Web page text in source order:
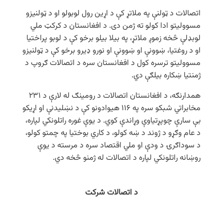
اتصالات د ټولنې په ملاتړ کې د اړین رول لوبولو او د ټولنیزو
مسوولیتو ادا کولو ته ژمن دی. د افغانستان د کرکټ ملي
لوبډلې څخه زموږ ملاتړ، په بیلا بیلو برخو کې د لوبو پراختیا
او د روغتیا، ښوونې او ښوونې او نورو ډیرو برخو کې د ټولنیزو
مسوولیتو ترسره کول د افغانستان سره د اتصالات ګروپ د
ژمنتیا ښکاره بیلګې دي.
همدارنګه، د افغانستان اتصالات د رومینګ له لارې د ۲۳۱
مخابراتي شبکو سره په ۱۱۶ هیوادونو کې د نښلیدنې او اړیکو
بې سارې چوپړتیاوې وړاندې کوي. د یوې غوره راتلونکي لپاره،
د عام وګړو د ژوند د ښه کولو، د کاري بوختیا په چمتو کولو،
د سوداګرۍ د ودې او ملي اقتصاد سره د مرسته د یوې
روښانه راتلونکي لپاره د اتصالات له ژمنو څخه دي.
د اتصالات شرکت